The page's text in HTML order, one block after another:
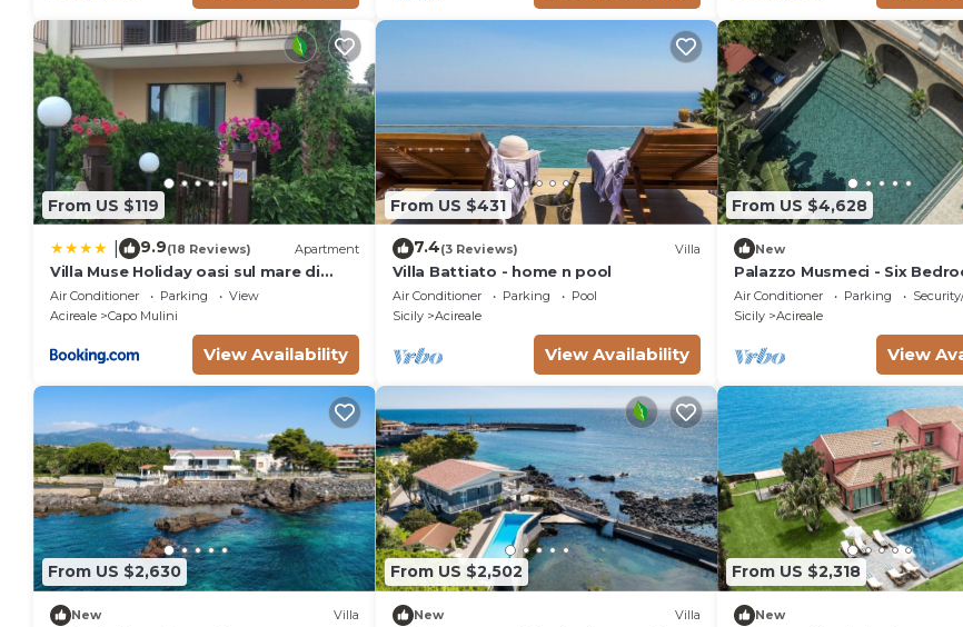
From US $119
9.9(18 Reviews) Apartment
Villa Muse Holiday oasi sul mare di
CapoMulini, Acireale - Sicilia, Italy
Locazione Turistica
Air Conditioner Parking
View
Acireale
Capo Mulini
View Availability
From US $431
7.4(3 Reviews) Villa
Villa Battiato - home n pool
Air Conditioner Parking
Pool
Sicily
Acireale
View Availability
From US $4,628
New
Palazzo Musmeci - Six
Sleeps 12
Air Conditioner Parking
Sicily
Acireale
View
From US $2,630
New Villa
From US $2,502
New Villa
From US $2,318
New